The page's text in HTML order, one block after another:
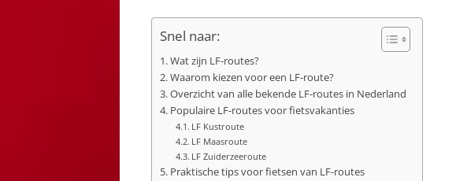
Snel naar:
Wat zijn LF-routes?
Waarom kiezen voor een LF-route?
Overzicht van alle bekende LF-routes in Nederland
Populaire LF-routes voor fietsvakanties
LF Kustroute
LF Maasroute
LF Zuiderzeeroute
Praktische tips voor fietsen van LF-routes